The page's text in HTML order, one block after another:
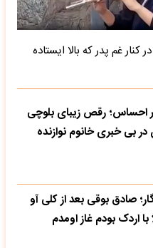
غم پدر که بالا ایستاده
احساس؛ رقص زیبای بلوچی
بی خبری خانوم نوازنده
صادق بوقی بعد از کلی آو
با اردک بودم غاز اومدم